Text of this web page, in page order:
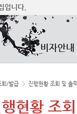
입니다.
비자안내
회/발급 > 진행현황 조회 및 출
현황 조